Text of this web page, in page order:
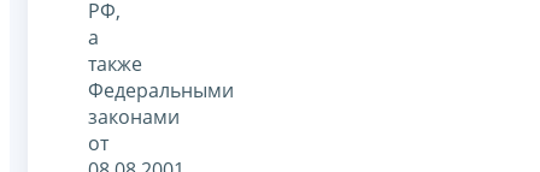
РФ,
а
также
Федеральными
законами
от